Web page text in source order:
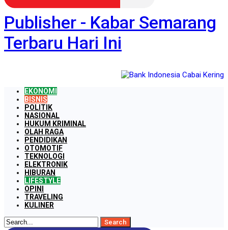
Publisher - Kabar Semarang
Terbaru Hari Ini
EKONOMI
BISNIS
POLITIK
NASIONAL
HUKUM KRIMINAL
OLAH RAGA
PENDIDIKAN
OTOMOTIF
TEKNOLOGI
ELEKTRONIK
HIBURAN
LIFESTYLE
OPINI
TRAVELING
KULINER